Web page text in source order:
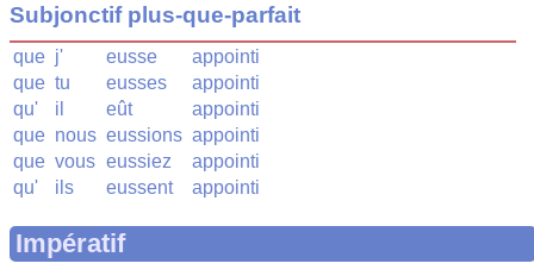
Subjonctif plus-que-parfait
que j' eusse
appointi
que tu eusses
appointi
qu'
il eût
appointi
que nous eussions appointi
que vous eussiez
appointi
qu'
ils eussent appointi
Impératif